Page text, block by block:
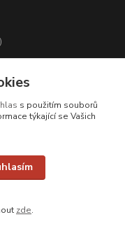
s použitím souborů
týkající se Vašich
zde.